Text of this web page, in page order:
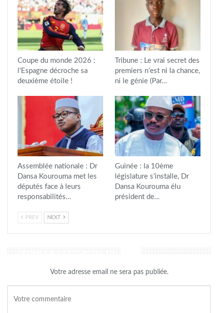
Coupe du monde 2026 :
l’Espagne décroche sa
deuxième étoile !
Tribune : Le vrai secret des
premiers n’est ni la chance,
ni le génie (Par…
Assemblée nationale : Dr
Dansa Kourouma met les
députés face à leurs
responsabilités…
Guinée : la 10ème
législature s’installe, Dr
Dansa Kourouma élu
président de…
PREV NEXT
LAISSER UN COMMENTAIRE
Votre adresse email ne sera pas publiée.